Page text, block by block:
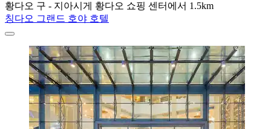
황다오 구 - 지아시게 황다오 쇼핑 센터에서 1.5km
칭다오 그랜드 호야 호텔